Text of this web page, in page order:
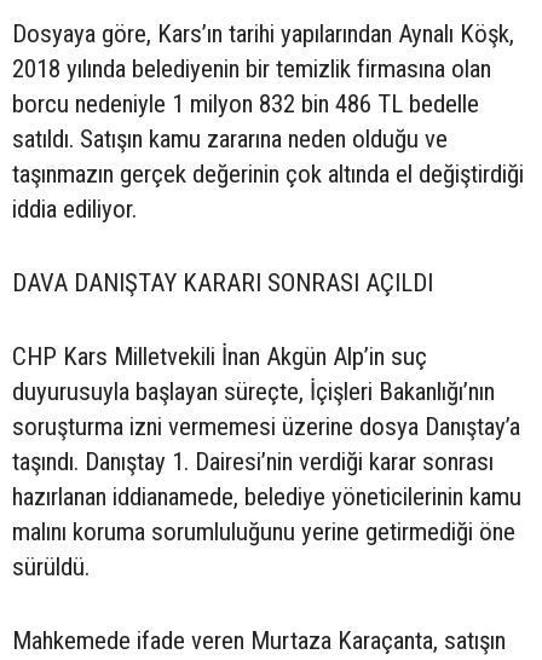
Dosyaya göre, Kars’ın tarihi yapılarından Aynalı Köşk,
2018 yılında belediyenin bir temizlik firmasına olan
borcu nedeniyle 1 milyon 832 bin 486 TL bedelle
satıldı. Satışın kamu zararına neden olduğu ve
taşınmazın gerçek değerinin çok altında el değiştirdiği
iddia ediliyor.
DAVA DANIŞTAY KARARI SONRASI AÇILDI
CHP Kars Milletvekili İnan Akgün Alp’in suç
duyurusuyla başlayan süreçte, İçişleri Bakanlığı’nın
soruşturma izni vermemesi üzerine dosya Danıştay’a
taşındı. Danıştay 1. Dairesi’nin verdiği karar sonrası
hazırlanan iddianamede, belediye yöneticilerinin kamu
malını koruma sorumluluğunu yerine getirmediği öne
sürüldü.
Mahkemede ifade veren Murtaza Karaçanta, satışın